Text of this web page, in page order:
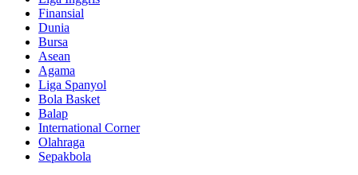
Finansial
Dunia
Bursa
Asean
Agama
Liga Spanyol
Bola Basket
Balap
International Corner
Olahraga
Sepakbola